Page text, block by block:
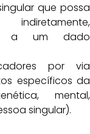
que possa
a um dado
por via
específicos da
mental,
singular).